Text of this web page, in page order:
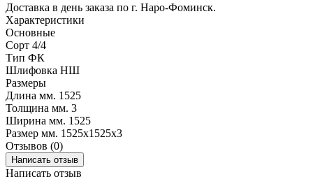
Доставка в день заказа по г. Наро-Фоминск.
Характеристики
Основные
Сорт 4/4
Тип ФК
Шлифовка НШ
Размеры
Длина мм. 1525
Толщина мм. 3
Ширина мм. 1525
Размер мм. 1525х1525х3
Отзывов (0)
Написать отзыв
Написать отзыв